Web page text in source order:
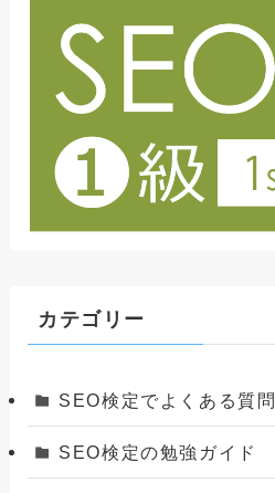
カテゴリー
SEO検定でよくある質問
SEO検定の勉強ガイド